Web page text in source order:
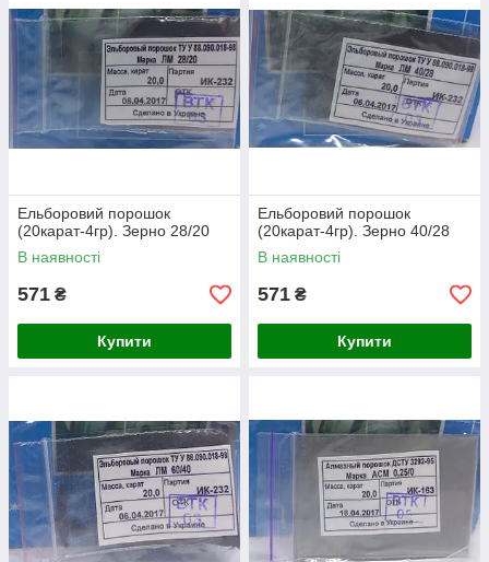
Ельборовий порошок
(20карат-4гр). Зерно 28/20
В наявності
571 ₴
Купити
Ельборовий порошок
(20карат-4гр). Зерно 40/28
В наявності
571 ₴
Купити